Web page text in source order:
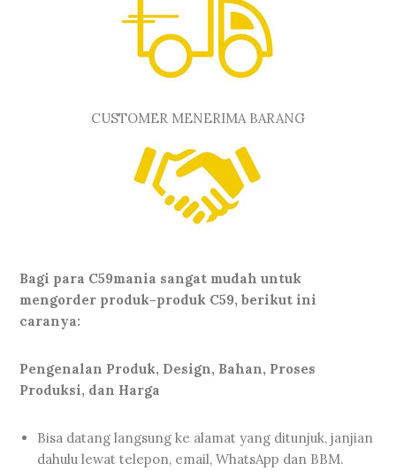
CUSTOMER MENERIMA BARANG
Bagi para C59mania sangat mudah untuk
mengorder produk-produk C59, berikut ini
caranya:
Pengenalan Produk, Design, Bahan, Proses
Produksi, dan Harga
Bisa datang langsung ke alamat yang ditunjuk, janjian
dahulu lewat telepon, email, WhatsApp dan BBM.